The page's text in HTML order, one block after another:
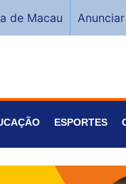
de Macau Anunciar
ESPORTES